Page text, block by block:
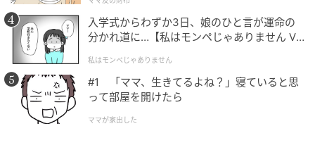
入学式からわずか3日、娘のひと言が運命の
分かれ道に…【私はモンペじゃありません Vo
私はモンペじゃありません
#1 「ママ、生きてるよね？」寝ていると思
って部屋を開けたら
ママが家出した